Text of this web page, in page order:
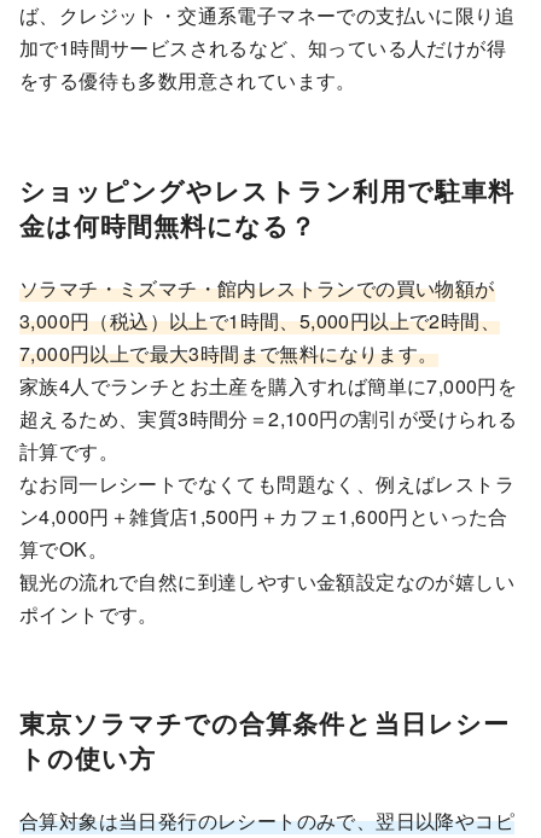
ば、クレジット・交通系電子マネーでの支払いに限り追
加で1時間サービスされるなど、知っている人だけが得
をする優待も多数用意されています。
ショッピングやレストラン利用で駐車料
金は何時間無料になる？
ソラマチ・ミズマチ・館内レストランでの買い物額が
3,000円（税込）以上で1時間、5,000円以上で2時間、
7,000円以上で最大3時間まで無料になります。
家族4人でランチとお土産を購入すれば簡単に7,000円を
超えるため、実質3時間分＝2,100円の割引が受けられる
計算です。
なお同一レシートでなくても問題なく、例えばレストラ
ン4,000円＋雑貨店1,500円＋カフェ1,600円といった合
算でOK。
観光の流れで自然に到達しやすい金額設定なのが嬉しい
ポイントです。
東京ソラマチでの合算条件と当日レシー
トの使い方
合算対象は当日発行のレシートのみで、翌日以降やコピ